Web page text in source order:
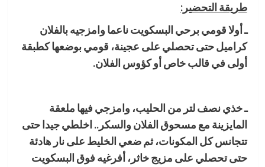
طريقة التحضير:
ـ أولا قومي برحي البسكويت ناعما وامزجيه بالفلان
كراميل حتى تحصلي على عجينة، قومي بوضعها كطبقة
أولى في قالب خاص أو كؤوس الفلان.
ـ خذي نصف لتر من الحليب، وامزجي فيها ملعقة
المايزينة مع مسحوق الفلان والسكر.. اخلطي جيدا حتى
تتجانس كل المكونات، ثم ضعي الخليط على نار هادئة
حتى تحصلي على مزيج خاثر، أفرغيه فوق البسكويت